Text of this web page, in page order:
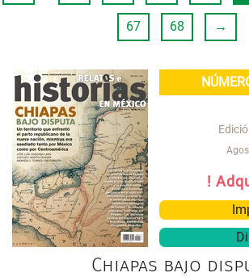
67 68 →
!
Chiapas bajo